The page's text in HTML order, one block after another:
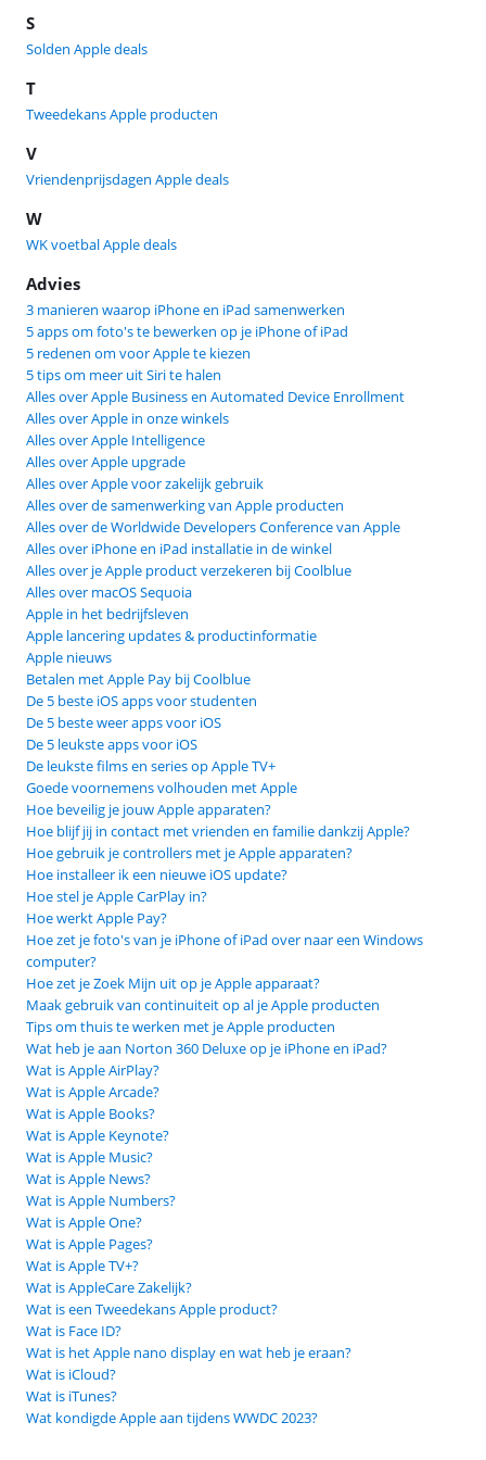
S
Solden Apple deals
T
Tweedekans Apple producten
V
Vriendenprijsdagen Apple deals
W
WK voetbal Apple deals
Advies
3 manieren waarop iPhone en iPad samenwerken
5 apps om foto's te bewerken op je iPhone of iPad
5 redenen om voor Apple te kiezen
5 tips om meer uit Siri te halen
Alles over Apple Business en Automated Device Enrollment
Alles over Apple in onze winkels
Alles over Apple Intelligence
Alles over Apple upgrade
Alles over Apple voor zakelijk gebruik
Alles over de samenwerking van Apple producten
Alles over de Worldwide Developers Conference van Apple
Alles over iPhone en iPad installatie in de winkel
Alles over je Apple product verzekeren bij Coolblue
Alles over macOS Sequoia
Apple in het bedrijfsleven
Apple lancering updates & productinformatie
Apple nieuws
Betalen met Apple Pay bij Coolblue
De 5 beste iOS apps voor studenten
De 5 beste weer apps voor iOS
De 5 leukste apps voor iOS
De leukste films en series op Apple TV+
Goede voornemens volhouden met Apple
Hoe beveilig je jouw Apple apparaten?
Hoe blijf jij in contact met vrienden en familie dankzij Apple?
Hoe gebruik je controllers met je Apple apparaten?
Hoe installeer ik een nieuwe iOS update?
Hoe stel je Apple CarPlay in?
Hoe werkt Apple Pay?
Hoe zet je foto's van je iPhone of iPad over naar een Windows
computer?
Hoe zet je Zoek Mijn uit op je Apple apparaat?
Maak gebruik van continuiteit op al je Apple producten
Tips om thuis te werken met je Apple producten
Wat heb je aan Norton 360 Deluxe op je iPhone en iPad?
Wat is Apple AirPlay?
Wat is Apple Arcade?
Wat is Apple Books?
Wat is Apple Keynote?
Wat is Apple Music?
Wat is Apple News?
Wat is Apple Numbers?
Wat is Apple One?
Wat is Apple Pages?
Wat is Apple TV+?
Wat is AppleCare Zakelijk?
Wat is een Tweedekans Apple product?
Wat is Face ID?
Wat is het Apple nano display en wat heb je eraan?
Wat is iCloud?
Wat is iTunes?
Wat kondigde Apple aan tijdens WWDC 2023?